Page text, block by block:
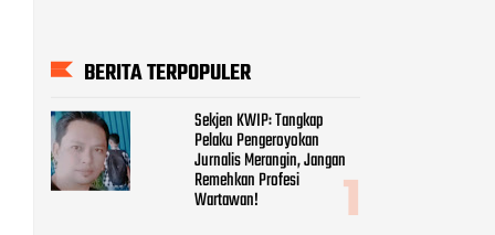
BERITA TERPOPULER
Sekjen KWIP: Tangkap
Pelaku Pengeroyokan
Jurnalis Merangin, Jangan
Remehkan Profesi
Wartawan!